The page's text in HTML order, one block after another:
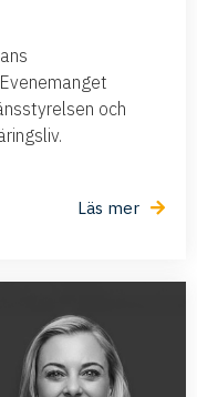
och
Läs mer